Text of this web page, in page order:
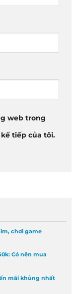
web trong
tiếp của tôi.
chơi game
Có nên mua
mãi khủng nhất